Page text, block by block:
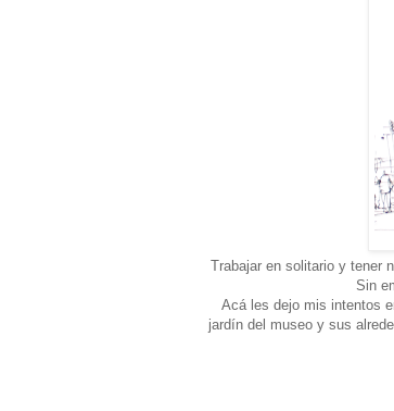
Trabajar en solitario y tener
Sin
Acá les dejo mis intentos
jardín del museo y sus